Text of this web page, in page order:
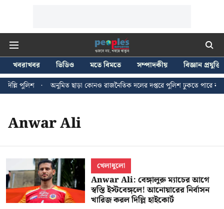
খবরাখবর ভিডিও মতে বিমতে সম্পাদকীয়
বিজ্ঞান প্রযুক্তি
পুলিশ
অনুমিত ছাড়া কোনও রাজনৈতিক দলের দপ্তরে পুলিশ ঢুকতে পারে না -
Anwar Ali
খেলাধুলো
Anwar Ali: বেঙ্গালুরু ম্যাচের আগে
স্বস্তি ইস্টবেঙ্গলে! আনোয়ারের নির্বাসন
খারিজ করল দিল্লি হাইকোর্ট